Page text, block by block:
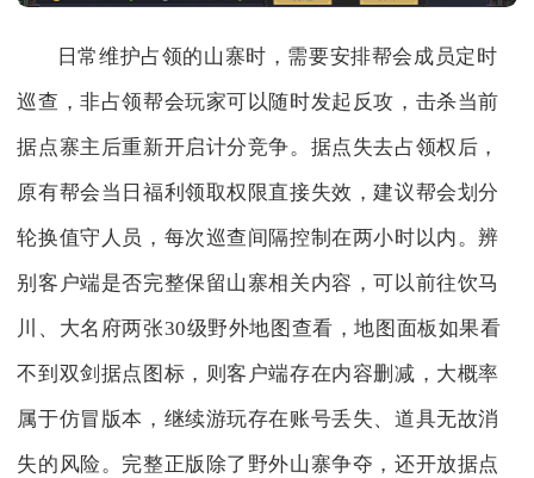
日常维护占领的山寨时，需要安排帮会成员定时
巡查，非占领帮会玩家可以随时发起反攻，击杀当前
据点寨主后重新开启计分竞争。据点失去占领权后，
原有帮会当日福利领取权限直接失效，建议帮会划分
轮换值守人员，每次巡查间隔控制在两小时以内。辨
别客户端是否完整保留山寨相关内容，可以前往饮马
川、大名府两张30级野外地图查看，地图面板如果看
不到双剑据点图标，则客户端存在内容删减，大概率
属于仿冒版本，继续游玩存在账号丢失、道具无故消
失的风险。完整正版除了野外山寨争夺，还开放据点